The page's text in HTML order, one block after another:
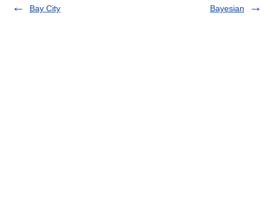
Bay City
Bayesian